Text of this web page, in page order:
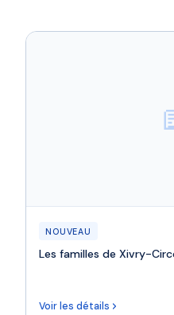
NOUVEAU
Les familles de Xivry-
Voir les détails